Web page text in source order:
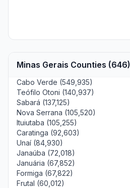
Minas Gerais Counties (646)
Cabo Verde (549,935)
Teófilo Otoni (140,937)
Sabará (137,125)
Nova Serrana (105,520)
Ituiutaba (105,255)
Caratinga (92,603)
Unaí (84,930)
Janaúba (72,018)
Januária (67,852)
Formiga (67,822)
Frutal (60,012)